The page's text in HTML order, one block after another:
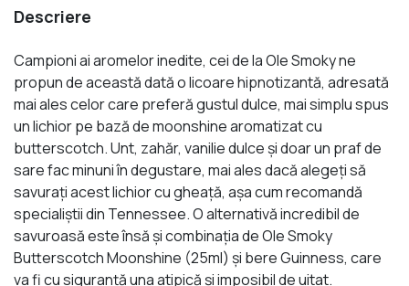
Descriere
Campioni ai aromelor inedite, cei de la Ole Smoky ne
propun de această dată o licoare hipnotizantă, adresată
mai ales celor care preferă gustul dulce, mai simplu spus
un lichior pe bază de moonshine aromatizat cu
butterscotch. Unt, zahăr, vanilie dulce şi doar un praf de
sare fac minuni în degustare, mai ales dacă alegeţi să
savuraţi acest lichior cu gheaţă, aşa cum recomandă
specialiştii din Tennessee. O alternativă incredibil de
savuroasă este însă şi combinaţia de Ole Smoky
Butterscotch Moonshine (25ml) şi bere Guinness, care
va fi cu siguranţă una atipică şi imposibil de uitat.